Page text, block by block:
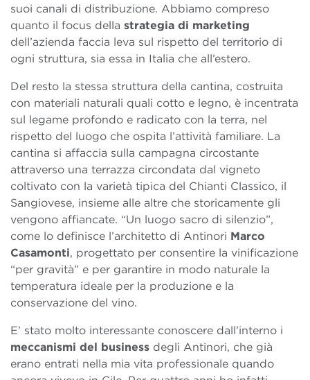
suoi canali di distribuzione. Abbiamo compreso
quanto il focus della strategia di marketing
dell’azienda faccia leva sul rispetto del territorio di
ogni struttura, sia essa in Italia che all’estero.
Del resto la stessa struttura della cantina, costruita
con materiali naturali quali cotto e legno, è incentrata
sul legame profondo e radicato con la terra, nel
rispetto del luogo che ospita l’attività familiare. La
cantina si affaccia sulla campagna circostante
attraverso una terrazza circondata dal vigneto
coltivato con la varietà tipica del Chianti Classico, il
Sangiovese, insieme alle altre che storicamente gli
vengono affiancate. “Un luogo sacro di silenzio”,
come lo definisce l’architetto di Antinori Marco
Casamonti, progettato per consentire la vinificazione
“per gravità” e per garantire in modo naturale la
temperatura ideale per la produzione e la
conservazione del vino.
E’ stato molto interessante conoscere dall’interno i
meccanismi del business degli Antinori, che già
erano entrati nella mia vita professionale quando